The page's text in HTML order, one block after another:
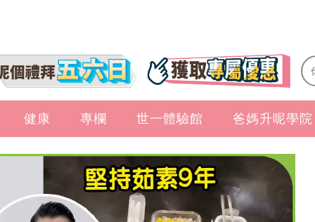
健康 專欄 世一體驗館 爸媽升呢學院